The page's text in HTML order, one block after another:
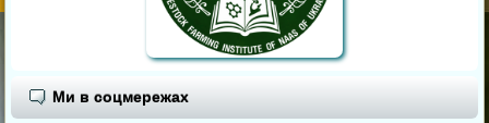
Ми в соцмережах